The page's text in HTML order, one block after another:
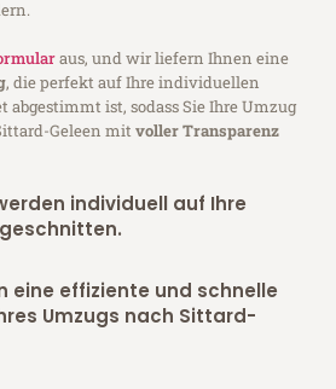
aus, und wir liefern Ihnen eine
, die perfekt auf Ihre individuellen
abgestimmt ist, sodass Sie Ihre Umzug
Geleen mitvoller Transparenz
individuell auf Ihre
eine effiziente und schnelle
Umzugs nach Sittard-